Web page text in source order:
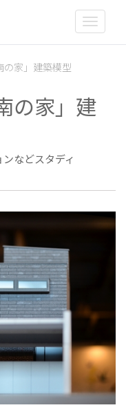
Toggle
の家」建築模型
の家」建
などスタディ